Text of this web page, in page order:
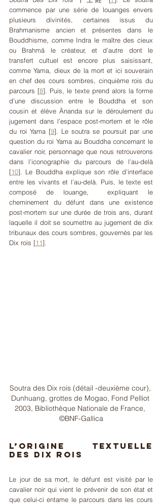
commence par une série de louanges envers
plusieurs divinités, certaines issus du
Brahmanisme ancien et présentes dans le
Bouddhisme, comme Indra le maître des cieux
ou Brahmā le créateur, et d’autre dont le
transfert cultuel est encore plus saisissant,
comme Yama, dieux de la mort et ici souverain
en chef des cours sombres, cinquième rois du
parcours [8] . Puis, le texte prend alors la forme
d’une discussion entre le Bouddha et son
cousin et élève Ānanda sur le déroulement du
jugement dans l’espace post-mortem et le rôle
du roi Yama [9] . Le soutra se poursuit par une
question du roi Yama au Bouddha concernant le
cavalier noir, personnage que nous retrouverons
dans l’iconographie du parcours de l’au-delà
[10] . Le Bouddha explique son rôle d’interface
entre les vivants et l’au-delà. Puis, le texte est
composé de louange,  expliquant le
cheminement du défunt dans une existence
post-mortem sur une durée de trois ans, durant
laquelle il doit se soumettre au jugement de dix
tribunaux des cours sombres, gouvernés par les
Dix rois [11]
Soutra des Dix rois (détail -deuxième cour),
Dunhuang, grottes de Mogao, Fond Pelliot
2003, Bibliothèque Nationale de France,
©BNF-Gallica
L’origine textuelle
des Dix rois
Le jour de sa mort, le défunt est visité par le
cavalier noir qui vient le prévenir de son état et
que celui-ci entame le parcours dans les cours